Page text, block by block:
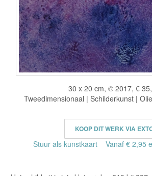
30 x 20 cm, © 2017, €
Tweedimensionaal | Schilderkunst |
KOOP DIT WERK VIA
Stuur als kunstkaart Vanaf € 2,95